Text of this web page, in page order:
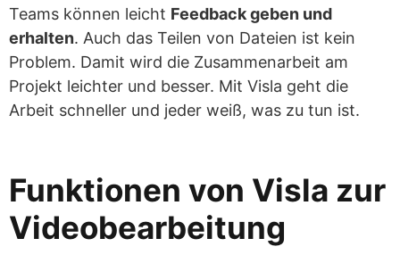
Teams können leicht Feedback geben und
erhalten. Auch das Teilen von Dateien ist kein
Problem. Damit wird die Zusammenarbeit am
Projekt leichter und besser. Mit Visla geht die
Arbeit schneller und jeder weiß, was zu tun ist.
Funktionen von Visla zur
Videobearbeitung